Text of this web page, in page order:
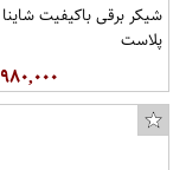
شیکر برقی باکیفیت شاینا
پلاست
۹۸۰,۰۰۰